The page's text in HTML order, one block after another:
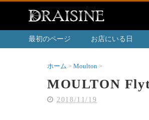
最初のページ お店にいる日
ホーム Moulton
MOULTON
2018/11/19